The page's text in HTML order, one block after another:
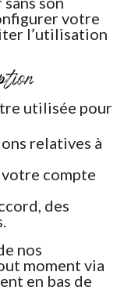
votre
l’utilisation
utilisée pour
relatives à
compte
des
nos
moment via
en bas de